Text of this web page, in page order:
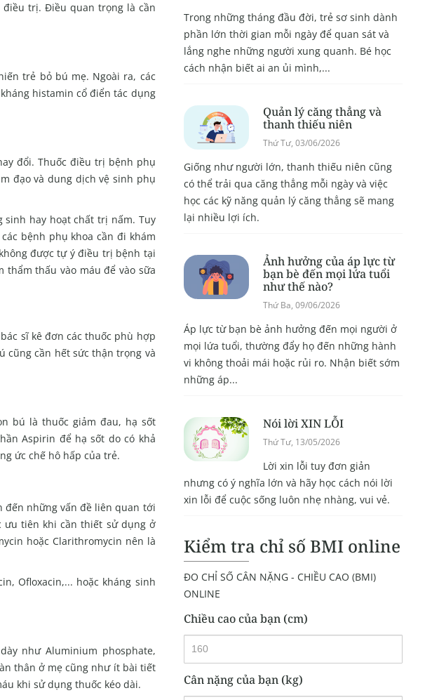
trị. Điều quan trọng là cần
trẻ bỏ bú mẹ. Ngoài ra, các
histamin cổ điển tác dụng
đổi. Thuốc điều trị bệnh phụ
đạo và dung dịch vệ sinh phụ
sinh hay hoạt chất trị nấm. Tuy
bệnh phụ khoa cần đi khám
được tự ý điều trị bệnh tại
thẩm thấu vào máu để vào sữa
sĩ kê đơn các thuốc phù hợp
cũng cần hết sức thận trọng và
bú là thuốc giảm đau, hạ sốt
Aspirin để hạ sốt do có khả
ức chế hô hấp của trẻ.
đến những vấn đề liên quan tới
ưu tiên khi cần thiết sử dụng ở
hoặc Clarithromycin nên là
Ofloxacin,... hoặc kháng sinh
như Aluminium phosphate,
thân ở mẹ cũng như ít bài tiết
khi sử dụng thuốc kéo dài.
Trong những tháng đầu đời, trẻ sơ sinh dành
phần lớn thời gian mỗi ngày để quan sát và
lắng nghe những người xung quanh. Bé học
cách nhận biết ai an ủi mình,...
Quản lý căng thẳng và
thanh thiếu niên
Thứ Tư, 03/06/2026
Giống như người lớn, thanh thiếu niên cũng
có thể trải qua căng thẳng mỗi ngày và việc
học các kỹ năng quản lý căng thẳng sẽ mang
lại nhiều lợi ích.
Ảnh hưởng của áp lực từ
bạn bè đến mọi lứa tuổi
như thế nào?
Thứ Ba, 09/06/2026
Áp lực từ bạn bè ảnh hưởng đến mọi người ở
mọi lứa tuổi, thường đẩy họ đến những hành
vi không thoải mái hoặc rủi ro. Nhận biết sớm
những áp...
Nói lời XIN LỖI
Thứ Tư, 13/05/2026
Lời xin lỗi tuy đơn giản
nhưng có ý nghĩa lớn và hãy học cách nói lời
xin lỗi để cuộc sống luôn nhẹ nhàng, vui vẻ.
Kiểm tra chỉ số BMI online
ĐO CHỈ SỐ CÂN NẶNG - CHIỀU CAO (BMI)
ONLINE
Chiều cao của bạn (cm)
Cân nặng của bạn (kg)